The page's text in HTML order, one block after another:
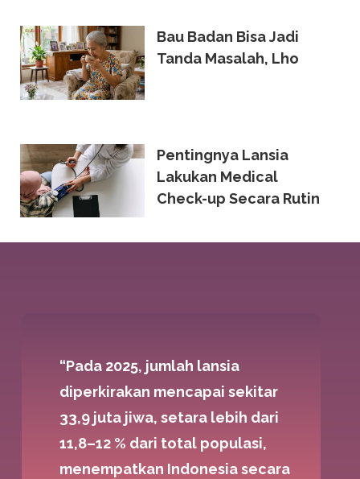
Bau Badan Bisa Jadi
Tanda Masalah, Lho
Pentingnya Lansia
Lakukan Medical
Check-up Secara Rutin
“Pada 2025, jumlah lansia
diperkirakan mencapai sekitar
33,9 juta jiwa, setara lebih dari
11,8–12 % dari total populasi,
menempatkan Indonesia secara